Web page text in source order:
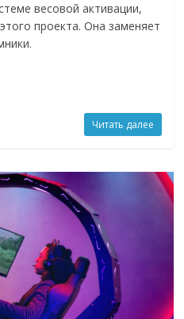
весовой активации,
проекта. Она заменяет
Читать далее